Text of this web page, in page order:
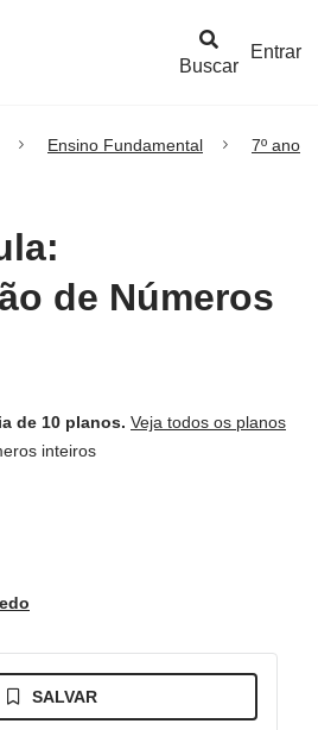
Buscar
Entrar
Ensino Fundamental 7º ano
de Números
de 10 planos. Veja todos os planos
inteiros
SALVAR